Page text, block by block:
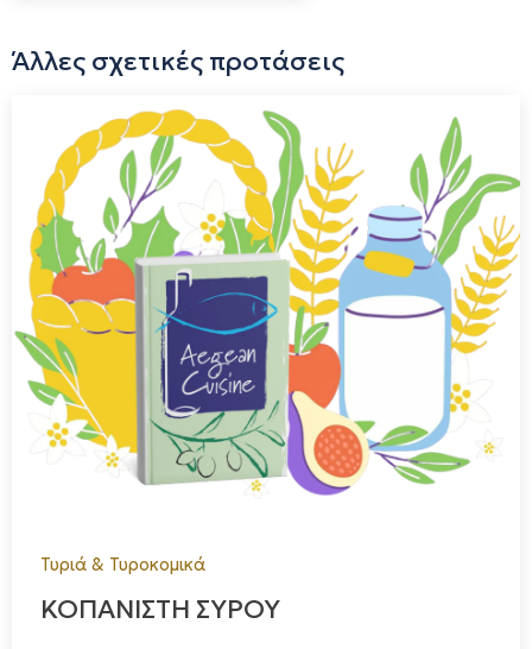
ιδιαίτερη και ¨δύνατή¨ του γεύση. Πρόκειται για ένα τυρί
τετράμηνης ωρίμανσης και απευθύνεται σε απαιτητικούς
γευσιγώστες. Το 1994 το τυρί "Σαν Μιχάλη" κατοχυρώθηκε
επίσημα ως προιόν με προστατευόμενη ονομασία
προέλευσης . Βασική προυπόθεση για την παρασκευή του
είναι η αποκλειστική χρήση αγελαδινού γάλακτος από το
νησί της Σύρου και την ωρίμανση για τουλάχιστον 4 μήνες.
Ένα "διαμάντι" με μινιμουμ λιπαρά 36% επί ξηρού,
συναρπαστικά πικάντικη γεύση, πολυπλοκότητα, κοκκώδη
υφή και δυνατή ξηροκαρπάτηεπίγευση. Ένα τυρί που "θέλει
χάιδεμα". Κορωνίδα των προιόντων μας. Τυρί τύπου
Άλλες σχετικές προτάσεις
Τυριά & Τυροκομικά
ΚΟΠΑΝΙΣΤΗ ΣΥΡΟΥ